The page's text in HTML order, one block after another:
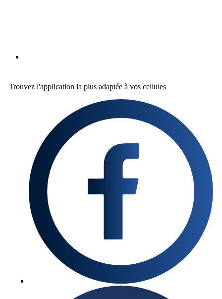
Trouvez l'application la plus adaptée à vos cellules